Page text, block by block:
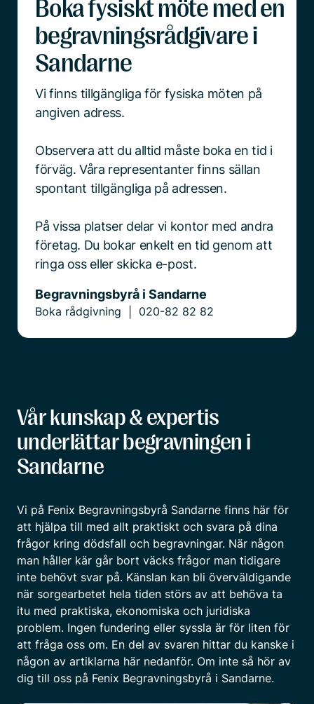
Boka fysiskt möte med en
begravningsrådgivare i
Sandarne
Vi finns tillgängliga för fysiska möten på
angiven adress.
Observera att du alltid måste boka en tid i
förväg. Våra representanter finns sällan
spontant tillgängliga på adressen.
På vissa platser delar vi kontor med andra
företag. Du bokar enkelt en tid genom att
ringa oss eller skicka e-post.
Begravningsbyrå i Sandarne
Boka rådgivning 020-82 82 82
Vår kunskap & expertis
underlättar begravningen i
Sandarne
Vi på Fenix Begravningsbyrå Sandarne finns här för
att hjälpa till med allt praktiskt och svara på dina
frågor kring dödsfall och begravningar. När någon
man håller kär går bort väcks frågor man tidigare
inte behövt svar på. Känslan kan bli överväldigande
när sorgearbetet hela tiden störs av att behöva ta
itu med praktiska, ekonomiska och juridiska
problem. Ingen fundering eller syssla är för liten för
att fråga oss om. En del av svaren hittar du kanske i
någon av artiklarna här nedanför. Om inte så hör av
dig till oss på Fenix Begravningsbyrå i Sandarne.